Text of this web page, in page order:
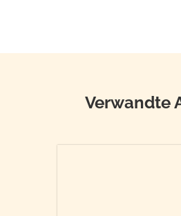
Verwandte